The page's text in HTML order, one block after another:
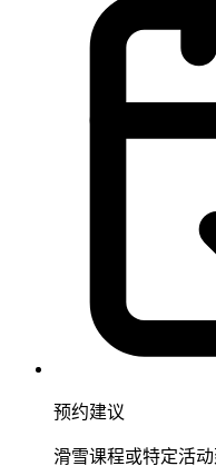
预约建议
滑雪课程或特定活